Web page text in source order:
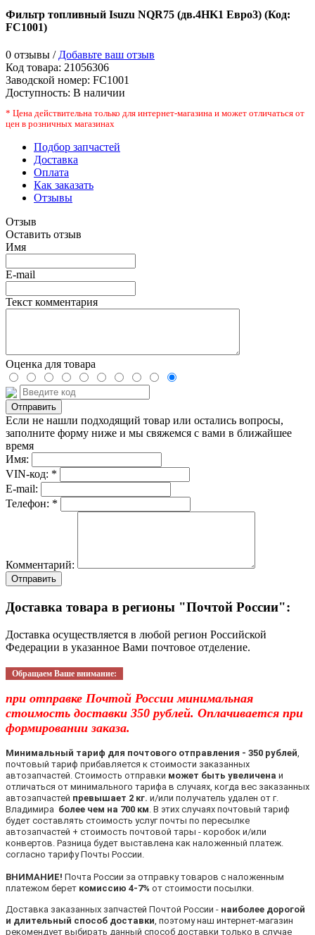
Фильтр топливный Isuzu NQR75 (дв.4HK1 Евро3) (Код:
FC1001)
0 отзывы / Добавьте ваш отзыв
Код товара: 21056306
Заводской номер: FC1001
Доступность: В наличии
* Цена действительна только для интернет-магазина и может отличаться от
цен в розничных магазинах
Подбор запчастей
Доставка
Оплата
Как заказать
Отзывы
Отзыв
Оставить отзыв
Имя
E-mail
Текст комментария
Оценка для товара
Если не нашли подходящий товар или остались вопросы,
заполните форму ниже и мы свяжемся с вами в ближайшее
время
Имя:
VIN-код: *
E-mail:
Телефон: *
Комментарий:
Отправить
Доставка товара в регионы "Почтой России":
Доставка осуществляется в любой регион Российской
Федерации в указанное Вами почтовое отделение.
Обращаем Ваше внимание:
при отправке Почтой России минимальная
стоимость доставки 350 рублей. Оплачивается при
формировании заказа.
Минимальный тариф для почтового отправления - 350 рублей
почтовый тариф прибавляется к стоимости заказанных
автозапчастей. Стоимость отправки может быть увеличена и
отличаться от минимального тарифа в случаях, когда вес заказанных
автозапчастей превышает 2 кг. и/или получатель удален от г.
Владимира более чем на 700 км . В этих случаях почтовый тариф
будет составлять стоимость услуг почты по пересылке
автозапчастей + стоимость почтовой тары - коробок и/или
конвертов. Разница будет выставлена как наложенный платеж.
согласно тарифу Почты России.
ВНИМАНИЕ! Почта России за отправку товаров с наложенным
платежом берет комиссию 4-7% от стоимости посылки.
Доставка заказанных запчастей Почтой России - наиболее дорогой
и длительный способ доставки , поэтому наш интернет-магазин
рекомендует выбирать данный способ доставки только в случае